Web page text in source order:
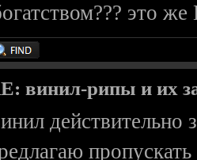
это
винил-рипы и их
действительно